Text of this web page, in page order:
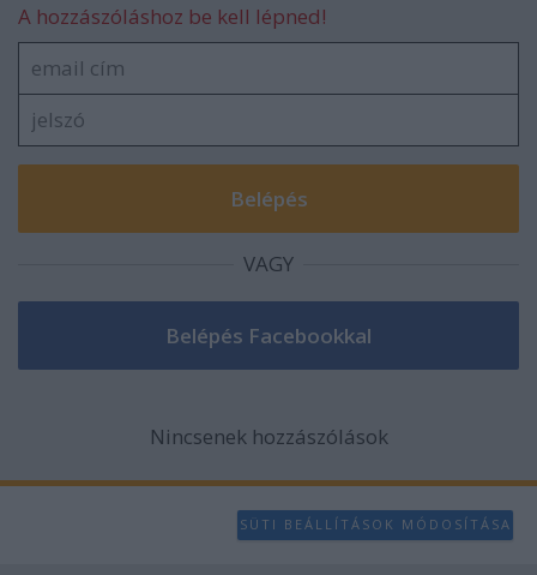
A hozzászóláshoz be kell lépned!
VAGY
Nincsenek hozzászólások
SÜTI BEÁLLÍTÁSOK MÓDOSÍTÁSA